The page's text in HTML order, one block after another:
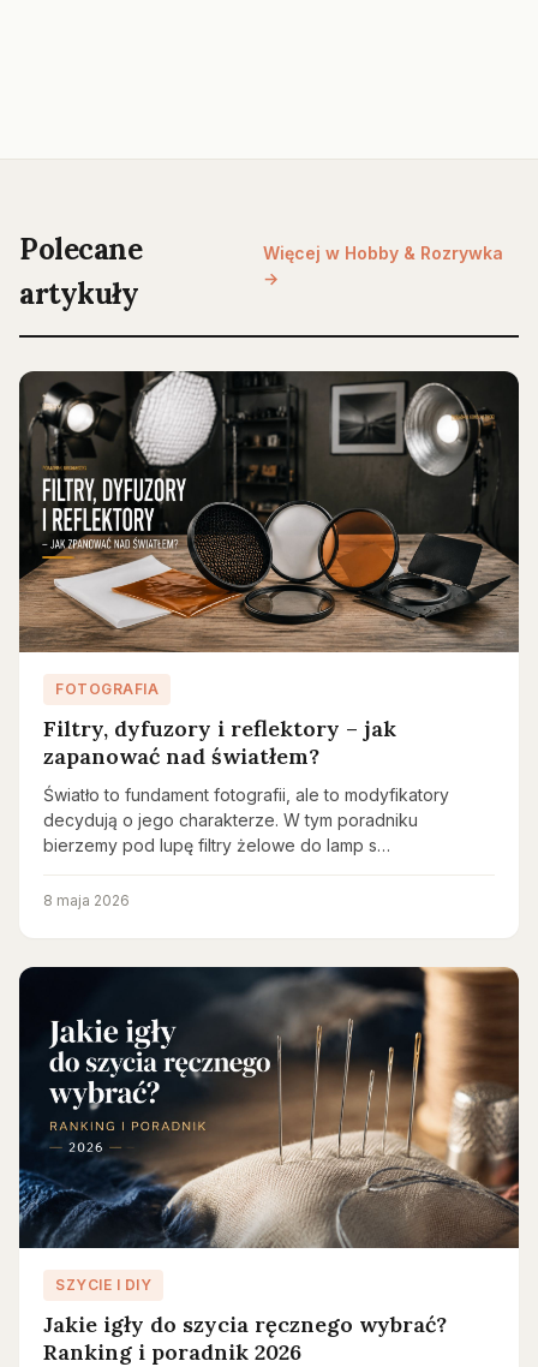
Polecane
artykuły
Więcej w Hobby & Rozrywka
→
FOTOGRAFIA
Filtry, dyfuzory i reflektory – jak
zapanować nad światłem?
Światło to fundament fotografii, ale to modyfikatory
decydują o jego charakterze. W tym poradniku
bierzemy pod lupę filtry żelowe do lamp s…
8 maja 2026
SZYCIE I DIY
Jakie igły do szycia ręcznego wybrać?
Ranking i poradnik 2026